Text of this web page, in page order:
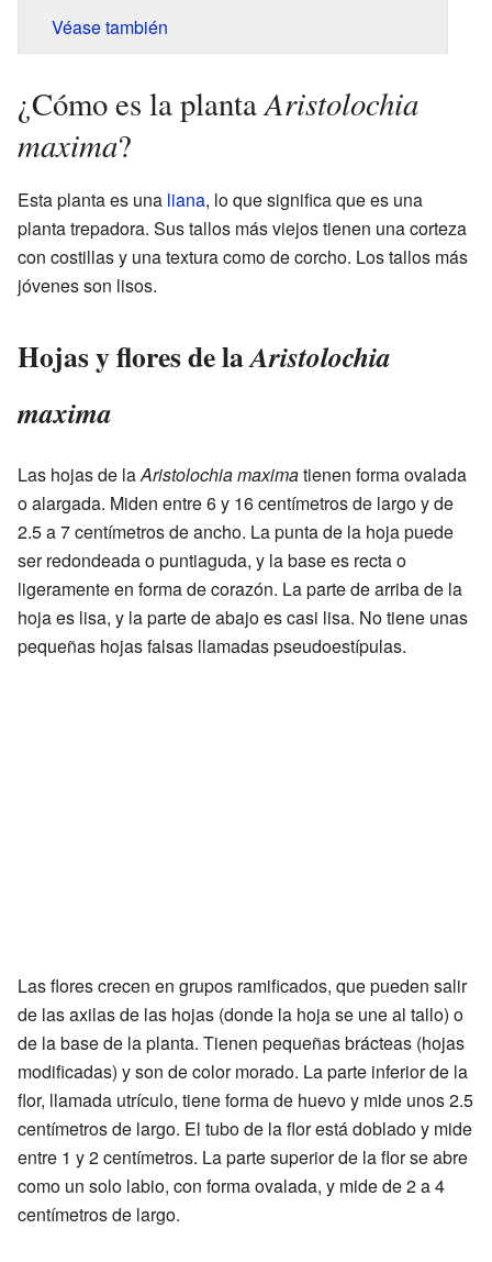
Véase también
¿Cómo es la plantaAristolochia
maxima?
Esta planta es una liana, lo que significa que es una
planta trepadora. Sus tallos más viejos tienen una corteza
con costillas y una textura como de corcho. Los tallos más
jóvenes son lisos.
Hojas y flores de laAristolochia
maxima
Las hojas de laAristolochia maximatienen forma ovalada
o alargada. Miden entre 6 y 16 centímetros de largo y de
2.5 a 7 centímetros de ancho. La punta de la hoja puede
ser redondeada o puntiaguda, y la base es recta o
ligeramente en forma de corazón. La parte de arriba de la
hoja es lisa, y la parte de abajo es casi lisa. No tiene unas
pequeñas hojas falsas llamadas pseudoestípulas.
Las flores crecen en grupos ramificados, que pueden salir
de las axilas de las hojas (donde la hoja se une al tallo) o
de la base de la planta. Tienen pequeñas brácteas (hojas
modificadas) y son de color morado. La parte inferior de la
flor, llamada utrículo, tiene forma de huevo y mide unos 2.5
centímetros de largo. El tubo de la flor está doblado y mide
entre 1 y 2 centímetros. La parte superior de la flor se abre
como un solo labio, con forma ovalada, y mide de 2 a 4
centímetros de largo.